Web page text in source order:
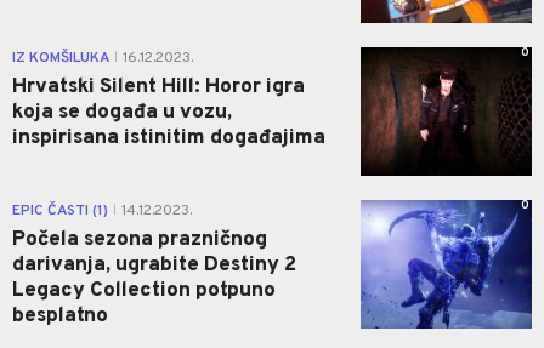
IZ KOMŠILUKA 16.12.2023.
Hrvatski Silent Hill: Horor igra
koja se događa u vozu,
inspirisana istinitim događajima
0
EPIC ČASTI (1) 14.12.2023.
Počela sezona prazničnog
darivanja, ugrabite Destiny 2
Legacy Collection potpuno
besplatno
0